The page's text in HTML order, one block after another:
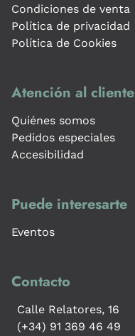
Condiciones de venta
Política de privacidad
Política de Cookies
Atención al cliente
Quiénes somos
Pedidos especiales
Accesibilidad
Puede interesarte
Eventos
Contacto
Calle Relatores, 16
(+34) 91 369 46 49